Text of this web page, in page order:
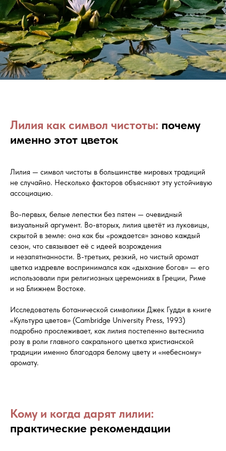
Лилия как символ чистоты: почему
именно этот цветок
Лилия — символ чистоты в большинстве мировых традиций
не случайно. Несколько факторов объясняют эту устойчивую
ассоциацию.
Во-первых, белые лепестки без пятен — очевидный
визуальный аргумент. Во-вторых, лилия цветёт из луковицы,
скрытой в земле: она как бы «рождается» заново каждый
сезон, что связывает её с идеей возрождения
и незапятнанности. В-третьих, резкий, но чистый аромат
цветка издревле воспринимался как «дыхание богов» — его
использовали при религиозных церемониях в Греции, Риме
и на Ближнем Востоке.
Исследователь ботанической символики Джек Гудди в книге
«Культура цветов» (Cambridge University Press, 1993)
подробно прослеживает, как лилия постепенно вытеснила
розу в роли главного сакрального цветка христианской
традиции именно благодаря белому цвету и «небесному»
аромату.
Кому и когда дарят лилии:
практические рекомендации
микрорайон Гагарина, Сочи,
Краснодарский край,
Гагарина, 25, Сочи, Краснодарский
край
Способы оплаты
О компании
Доставка и оплата
Контакты
Ночная доставка
Работаем по:
Хоста, Кудепста
Дагомыс
ПГТ Сириус
Лоо
Красная Поляна
Лазаревское
Цветы поштучно
Букеты из сухоцветов
Горшечные растения
Цветы
Тюльпаны
Лилии